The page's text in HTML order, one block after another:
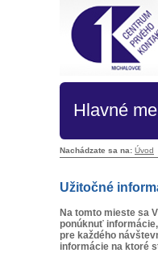
Hlavné
Nachádzate sa na: Úvod
Užitočné
Na tomto mieste sa
ponúknuť
pre každého
informácie na ktoré